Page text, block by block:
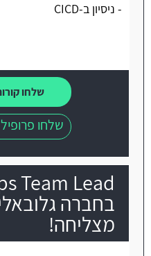
- ניסיון ב-CICD
שלחו
שלחו פרופיל
Team Lead
בחברה
מצליחה!